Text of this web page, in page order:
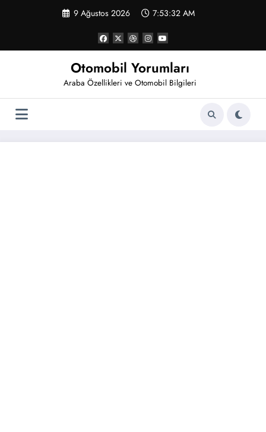
9 Ağustos 2026 7:53:33 AM
Otomobil Yorumları
Araba Özellikleri ve Otomobil Bilgileri